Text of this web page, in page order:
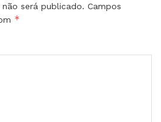
será publicado. Campos
*